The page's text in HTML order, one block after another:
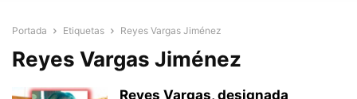
Portada Etiquetas Reyes Vargas Jiménez
Reyes Vargas Jiménez
Reyes Vargas, designada